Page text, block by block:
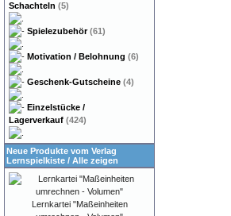
Schachteln (5)
Spielezubehör(61)
Motivation / Belohnung (6)
Geschenk-Gutscheine (4)
Einzelstücke /
Lagerverkauf (424)
Neue Produkte vom Verlag
Lernspielkiste / Alle zeigen
Lernkartei "Maßeinheiten